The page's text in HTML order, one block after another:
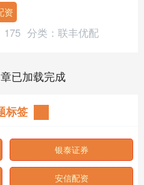
断。 道指涨75.60点，涨幅为
资
175 分类： 联丰优配
已加载完成
标签
银泰证券
安信配资